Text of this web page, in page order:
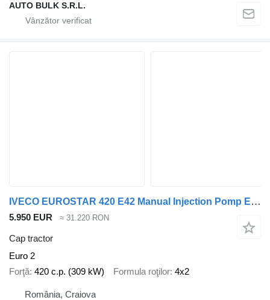
AUTO BULK S.R.L.
IVECO EUROSTAR 420 E42 Manual Injection Pomp Eurotech Euro 2 : 3 PIECE
5.950 EUR ≈ 31.220 RON
Cap tractor
Euro 2
Forţă 420 c.p. (309 kW) Formula roţilor 4x2
România, Craiova